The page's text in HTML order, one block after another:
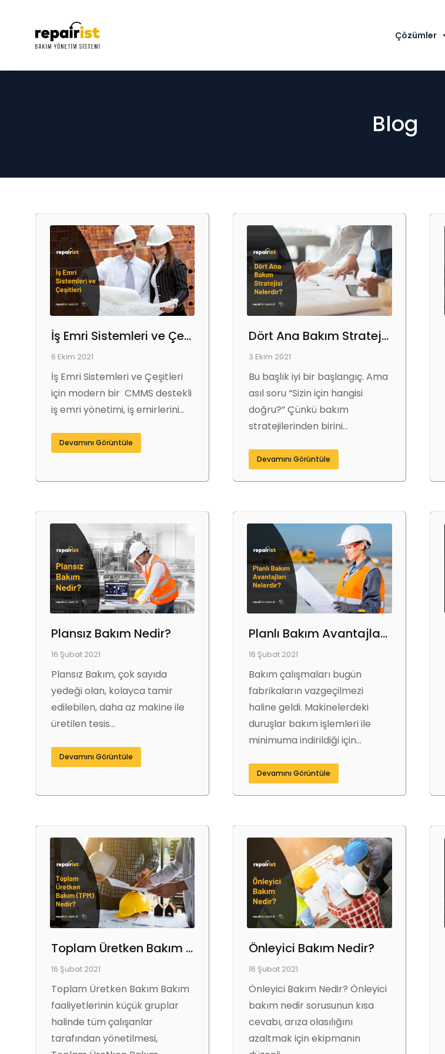
Çözümler
Blog
İş Emri Sistemleri ve Çeşitleri
6 Ekim 2021
İş Emri Sistemleri ve Çeşitleri
için modern bir CMMS destekli
iş emri yönetimi, iş emirlerini…
Devamını Görüntüle
Dört Ana Bakım Stratejisi Nelerdir?
3 Ekim 2021
Bu başlık iyi bir başlangıç. Ama
asıl soru “Sizin için hangisi
doğru?” Çünkü bakım
stratejilerinden birini…
Devamını Görüntüle
Plansız Bakım Nedir?
16 Şubat 2021
Plansız Bakım, çok sayıda
yedeği olan, kolayca tamir
edilebilen, daha az makine ile
üretilen tesis…
Devamını Görüntüle
Planlı Bakım Avantajları Nelerdir?
16 Şubat 2021
Bakım çalışmaları bugün
fabrikaların vazgeçilmezi
haline geldi. Makinelerdeki
duruşlar bakım işlemleri ile
minimuma indirildiği için…
Devamını Görüntüle
Toplam Üretken Bakım (TPM) nedir?
16 Şubat 2021
Toplam Üretken Bakım Bakım
faaliyetlerinin küçük gruplar
halinde tüm çalışanlar
tarafından yönetilmesi,
Önleyici Bakım Nedir?
16 Şubat 2021
Önleyici Bakım Nedir? Önleyici
bakım nedir sorusunun kısa
cevabı, arıza olasılığını
azaltmak için ekipmanın